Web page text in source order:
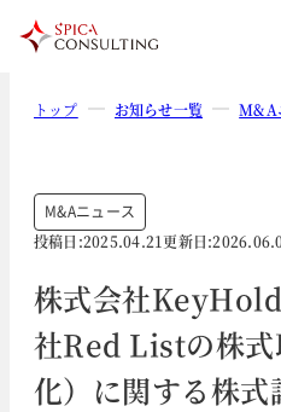
トップ お知らせ一覧 M&A
M&Aニュース
投稿日:2025.04.21更新日:
株式会社
社Red Listの株式
化）に関する株